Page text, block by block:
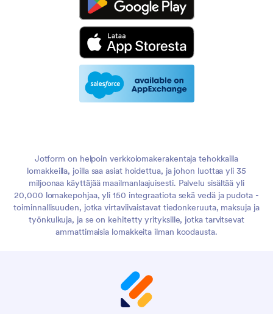
Jotform on helpoin verkkolomakerakentaja tehokkailla
lomakkeilla, joilla saa asiat hoidettua, ja johon luottaa yli 35
miljoonaa käyttäjää maailmanlaajuisesti. Palvelu sisältää yli
20,000 lomakepohjaa, yli 150 integraatiota sekä vedä ja pudota -
toiminnallisuuden, jotka virtaviivaistavat tiedonkeruuta, maksuja ja
työnkulkuja, ja se on kehitetty yrityksille, jotka tarvitsevat
ammattimaisia lomakkeita ilman koodausta.